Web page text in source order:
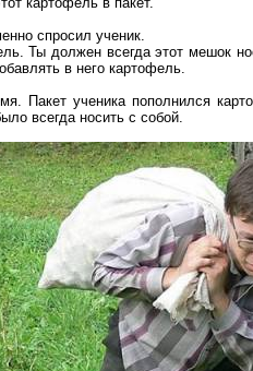
спросил ученик.
Ты должен всегда этот мешок
в него картофель.
Пакет ученика пополнился
всегда носить с собой.